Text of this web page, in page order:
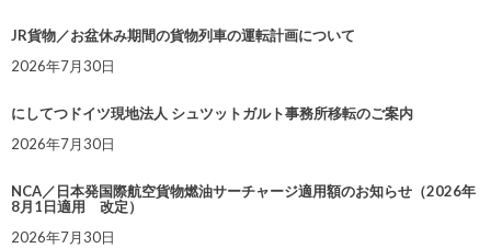
JR貨物／お盆休み期間の貨物列車の運転計画について
2026年7月30日
にしてつドイツ現地法人 シュツットガルト事務所移転のご案内
2026年7月30日
NCA／日本発国際航空貨物燃油サーチャージ適用額のお知らせ（2026年
8月1日適用 改定）
2026年7月30日